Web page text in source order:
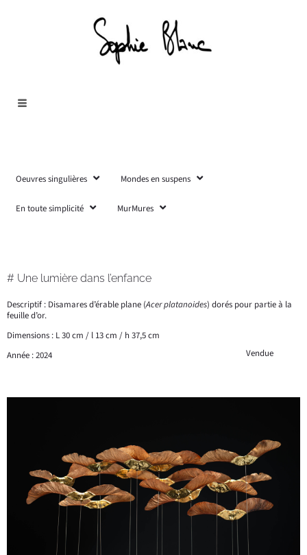
Oeuvres singulières Mondes en suspens
En toute simplicité MurMures
# Une lumière dans l’enfance
Descriptif : Disamares d’érable plane (Acer platanoides) dorés pour partie à la
feuille d’or.
Dimensions : L 30 cm / l 13 cm / h 37,5 cm
Année : 2024
Vendue